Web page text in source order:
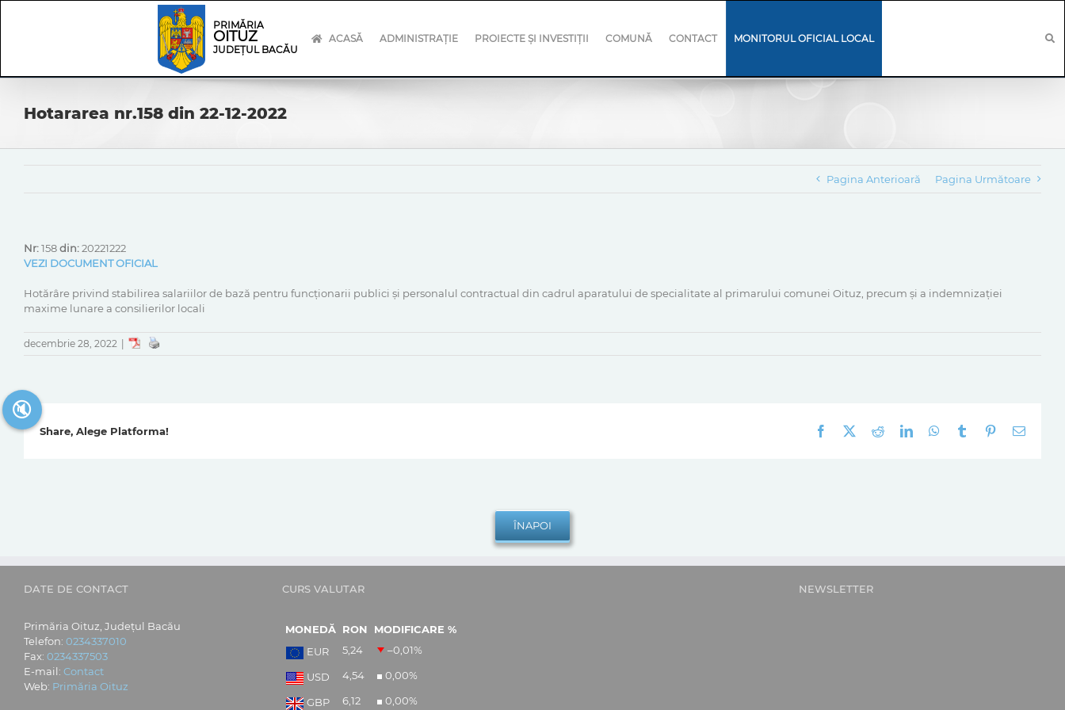
PRIMĂRIA
OITUZ
JUDEȚUL BACĂU
ACASĂ ADMINISTRAȚIE PROIECTE ȘI INVESTIȚII COMUNĂ CONTACT MONITORUL OFICIAL LOCAL
Hotararea nr.158 din 22-12-2022
Pagina Anterioară Pagina Următoare
Nr:158din:20221222
VEZI DOCUMENT OFICIAL
Hotărâre privind stabilirea salariilor de bază pentru funcționarii publici și personalul contractual din cadrul aparatului de specialitate al primarului comunei Oituz, precum și a indemnizației
maxime lunare a consilierilor locali
decembrie 28, 2022
Share, Alege Platforma! Facebook RedditLinkedInWhatsApp
Tumblr Pinterest
E-
DATE DE CONTACT
Primăria Oituz, Județul Bacău
Telefon: 0234337010
Fax: 0234337503
E-mail: Contact
Web: Primăria Oituz
CURS VALUTAR
MONEDĂ RON
MODIFICARE %
EUR
5,24 –0,01%
USD 4,54 0,00%
GBP 6,12 0,00%
NEWSLETTER
🔇